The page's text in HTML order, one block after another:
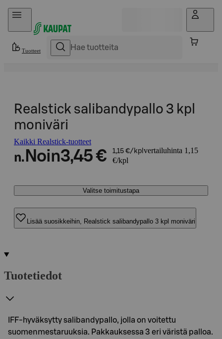
Hyppää sisältöön
Tuotteet
Realstick salibandypallo 3 kpl
moniväri
Kaikki Realstick-tuotteet
n. Noin3,45 € 1,15 €/kpl vertailuhinta 1,15
€/kpl
Valitse toimitustapa
Lisää suosikkeihin, Realstick salibandypallo 3 kpl moniväri
Tuotetiedot
IFF-hyväksytty salibandypallo, jolla on voitettu
suomenmestaruuksia. Pakkauksessa 3 eri väristä palloa.